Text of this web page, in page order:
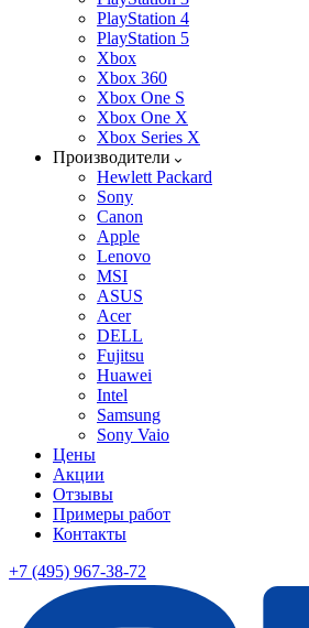
PlayStation 4
PlayStation 5
Xbox
Xbox 360
Xbox One S
Xbox One X
Xbox Series X
Производители
Hewlett Packard
Sony
Canon
Apple
Lenovo
MSI
ASUS
Acer
DELL
Fujitsu
Huawei
Intel
Samsung
Sony Vaio
Цены
Акции
Отзывы
Примеры работ
Контакты
+7 (495) 967-38-72